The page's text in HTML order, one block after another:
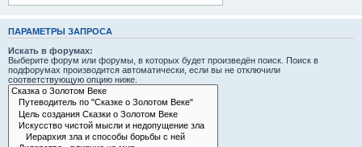
ПАРАМЕТРЫ ЗАПРОСА
Искать в форумах:
Выберите форум или форумы, в которых будет произведён поиск. Поиск в
подфорумах производится автоматически, если вы не отключили
соответствующую опцию ниже.